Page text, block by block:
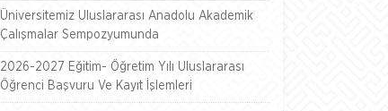
Üniversitemiz Uluslararası Anadolu Akademik
Çalışmalar Sempozyumunda
2026-2027 Eğitim- Öğretim Yılı Uluslararası
Öğrenci Başvuru Ve Kayıt İşlemleri